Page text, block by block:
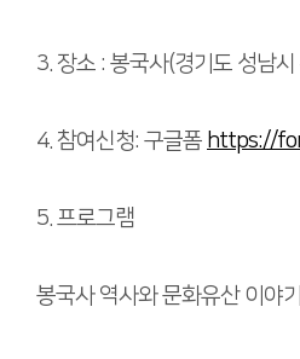
3. 장소 : 봉국사(경기도 성남
4. 참여신청: 구글폼 https://
5. 프로그램
봉국사 역사와 문화유산 이야